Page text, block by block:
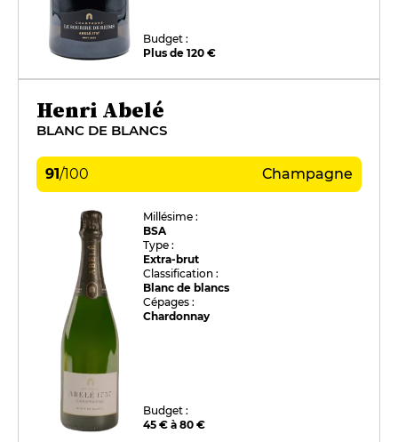
Budget :
Plus de 120 €
Henri Abelé
BLANC DE BLANCS
91/100 Champagne
Millésime :
BSA
Type :
Extra-brut
Classification :
Blanc de blancs
Cépages :
Chardonnay
Budget :
45 € à 80 €